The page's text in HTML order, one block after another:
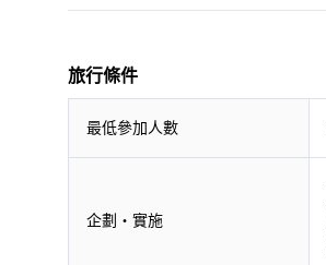
旅行條件
最低參加人數
企劃・實施